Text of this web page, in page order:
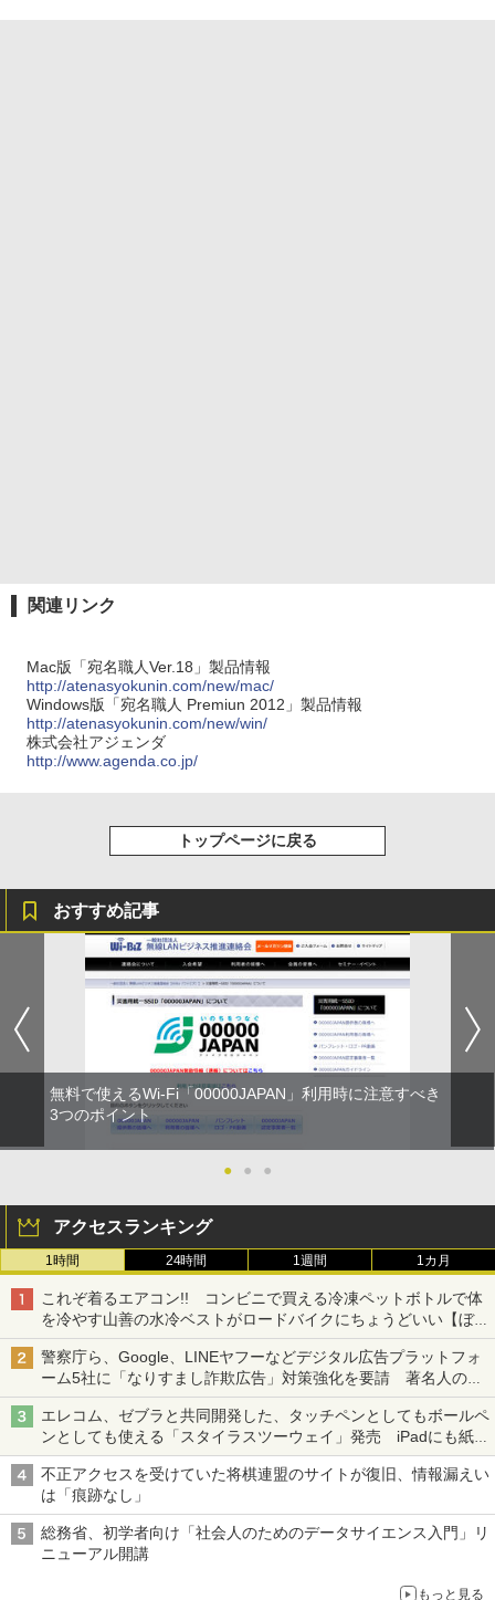
関連リンク
Mac版「宛名職人Ver.18」製品情報
http://atenasyokunin.com/new/mac/
Windows版「宛名職人 Premiun 2012」製品情報
http://atenasyokunin.com/new/win/
株式会社アジェンダ
http://www.agenda.co.jp/
トップページに戻る
おすすめ記事
無料で使えるWi-Fi「00000JAPAN」利用時に注意すべき
3つのポイント
● ● ●
アクセスランキング
1時間 24時間 1週間 1カ月
これぞ着るエアコン!! コンビニで買える冷凍ペットボトルで体
を冷やす山善の水冷ベストがロードバイクにちょうどいい【ぼっ
ち・ざ・ろーど！その14】【空いた時間でなにしてる？】
警察庁ら、Google、LINEヤフーなどデジタル広告プラットフォ
ーム5社に「なりすまし詐欺広告」対策強化を要請 著名人の写
真や映像を使った投資詐欺などへの対策として
エレコム、ゼブラと共同開発した、タッチペンとしてもボールペ
ンとしても使える「スタイラスツーウェイ」発売 iPadにも紙に
も、持ち替えずに書き込める
不正アクセスを受けていた将棋連盟のサイトが復旧、情報漏えい
は「痕跡なし」
総務省、初学者向け「社会人のためのデータサイエンス入門」リ
ニューアル開講
もっと見る